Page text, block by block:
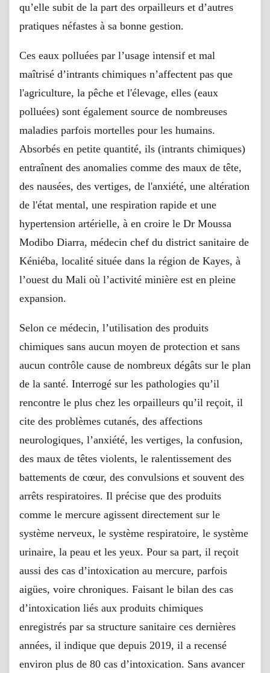
qu’elle subit de la part des orpailleurs et d’autres
pratiques néfastes à sa bonne gestion.
Ces eaux polluées par l’usage intensif et mal
maîtrisé d’intrants chimiques n’affectent pas que
l'agriculture, la pêche et l'élevage, elles (eaux
polluées) sont également source de nombreuses
maladies parfois mortelles pour les humains.
Absorbés en petite quantité, ils (intrants chimiques)
entraînent des anomalies comme des maux de tête,
des nausées, des vertiges, de l'anxiété, une altération
de l'état mental, une respiration rapide et une
hypertension artérielle, à en croire le Dr Moussa
Modibo Diarra, médecin chef du district sanitaire de
Kéniéba, localité située dans la région de Kayes, à
l’ouest du Mali où l’activité minière est en pleine
expansion.
Selon ce médecin, l’utilisation des produits
chimiques sans aucun moyen de protection et sans
aucun contrôle cause de nombreux dégâts sur le plan
de la santé. Interrogé sur les pathologies qu’il
rencontre le plus chez les orpailleurs qu’il reçoit, il
cite des problèmes cutanés, des affections
neurologiques, l’anxiété, les vertiges, la confusion,
des maux de têtes violents, le ralentissement des
battements de cœur, des convulsions et souvent des
arrêts respiratoires. Il précise que des produits
comme le mercure agissent directement sur le
système nerveux, le système respiratoire, le système
urinaire, la peau et les yeux. Pour sa part, il reçoit
aussi des cas d’intoxication au mercure, parfois
aigües, voire chroniques. Faisant le bilan des cas
d’intoxication liés aux produits chimiques
enregistrés par sa structure sanitaire ces dernières
années, il indique que depuis 2019, il a recensé
environ plus de 80 cas d’intoxication. Sans avancer